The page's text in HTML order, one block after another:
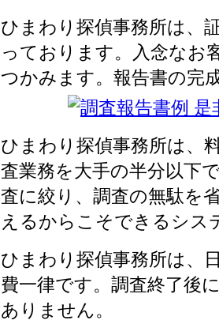
ひまわり探偵事務所は、
っております。入念なお
つかみます。報告書の完
ひまわり探偵事務所は、
査業務を大手の半分以下
査に絞り、調査の無駄を
えるからこそできるシス
ひまわり探偵事務所は、
費一律です。調査終了後
ありません。